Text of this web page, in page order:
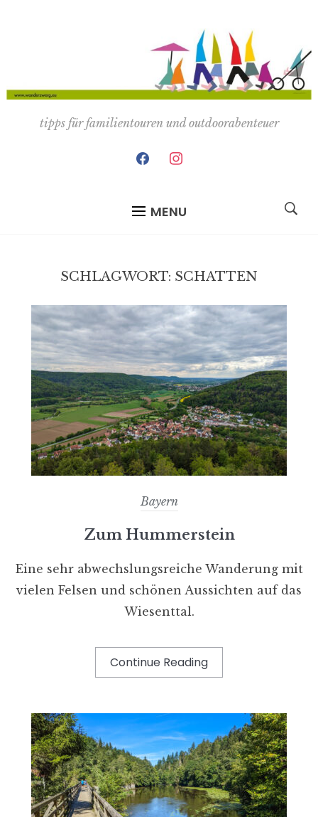
tipps für familientouren und outdoorabenteuer
facebookinstagram
MENU
SCHLAGWORT: SCHATTEN
Bayern
Zum Hummerstein
Eine sehr abwechslungsreiche Wanderung mit
vielen Felsen und schönen Aussichten auf das
Wiesenttal.
Continue Reading